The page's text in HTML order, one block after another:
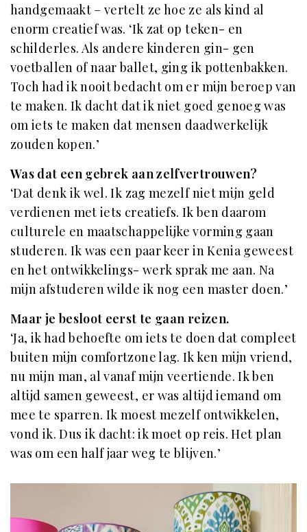
handgemaakt – vertelt ze hoe ze als kind al
enorm creatief was. ‘Ik zat op teken- en
schilderles. Als andere kinderen gin- gen
voetballen of naar ballet, ging ik pottenbakken.
Toch had ik nooit bedacht om er mijn beroep van
te maken. Ik dacht dat ik niet goed genoeg was
om iets te maken dat mensen daadwerkelijk
zouden kopen.’
Was dat een gebrek aan zelfvertrouwen?
‘Dat denk ik wel. Ik zag mezelf niet mijn geld
verdienen met iets creatiefs. Ik ben daarom
culturele en maatschappelijke vorming gaan
studeren. Ik was een paar keer in Kenia geweest
en het ontwikkelings- werk sprak me aan. Na
mijn afstuderen wilde ik nog een master doen.’
Maar je besloot eerst te gaan reizen.
‘Ja, ik had behoefte om iets te doen dat compleet
buiten mijn comfortzone lag. Ik ken mijn vriend,
nu mijn man, al vanaf mijn veertiende. Ik ben
altijd samen geweest, er was altijd iemand om
mee te sparren. Ik moest mezelf ontwikkelen,
vond ik. Dus ik dacht: ik moet op reis. Het plan
was om een half jaar weg te blijven.’